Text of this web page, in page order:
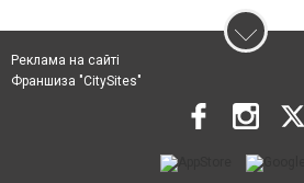
Реклама на сайті
Франшиза "CitySites"